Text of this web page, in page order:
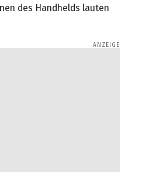
des Handhelds lauten